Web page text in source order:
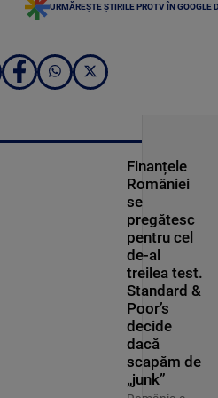
URMĂREȘTE ȘTIRILE PROTV ÎN GOOGLE
Finanțele
României
se
pregătesc
pentru cel
de-al
treilea test.
Standard &
Poor’s
decide
dacă
scapăm de
„junk”